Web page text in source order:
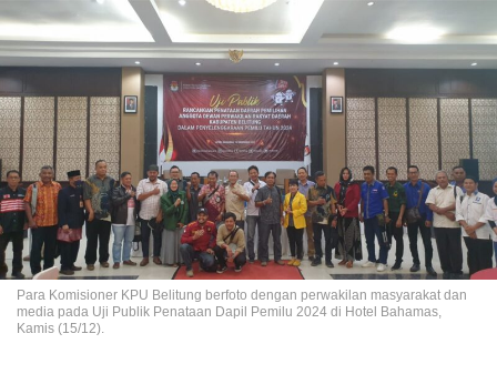
Para Komisioner KPU Belitung berfoto dengan perwakilan masyarakat dan
media pada Uji Publik Penataan Dapil Pemilu 2024 di Hotel Bahamas,
Kamis (15/12).